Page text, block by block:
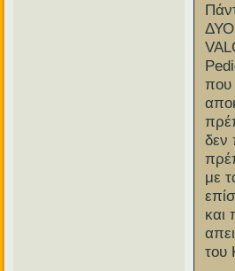
ΔΥΟ
που
δεν
με
και
του